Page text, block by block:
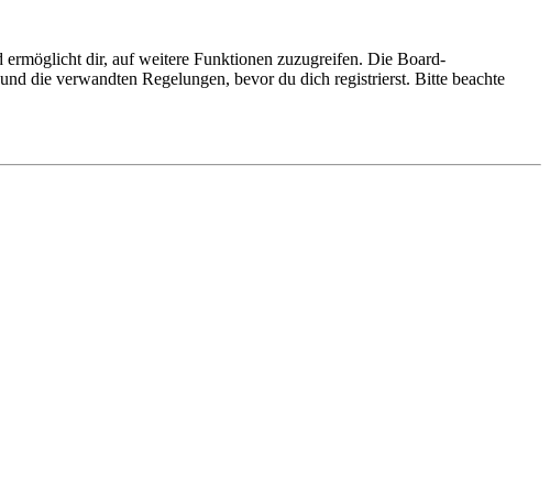
dir, auf weitere Funktionen zuzugreifen. Die Board-
die verwandten Regelungen, bevor du dich registrierst. Bitte beachte